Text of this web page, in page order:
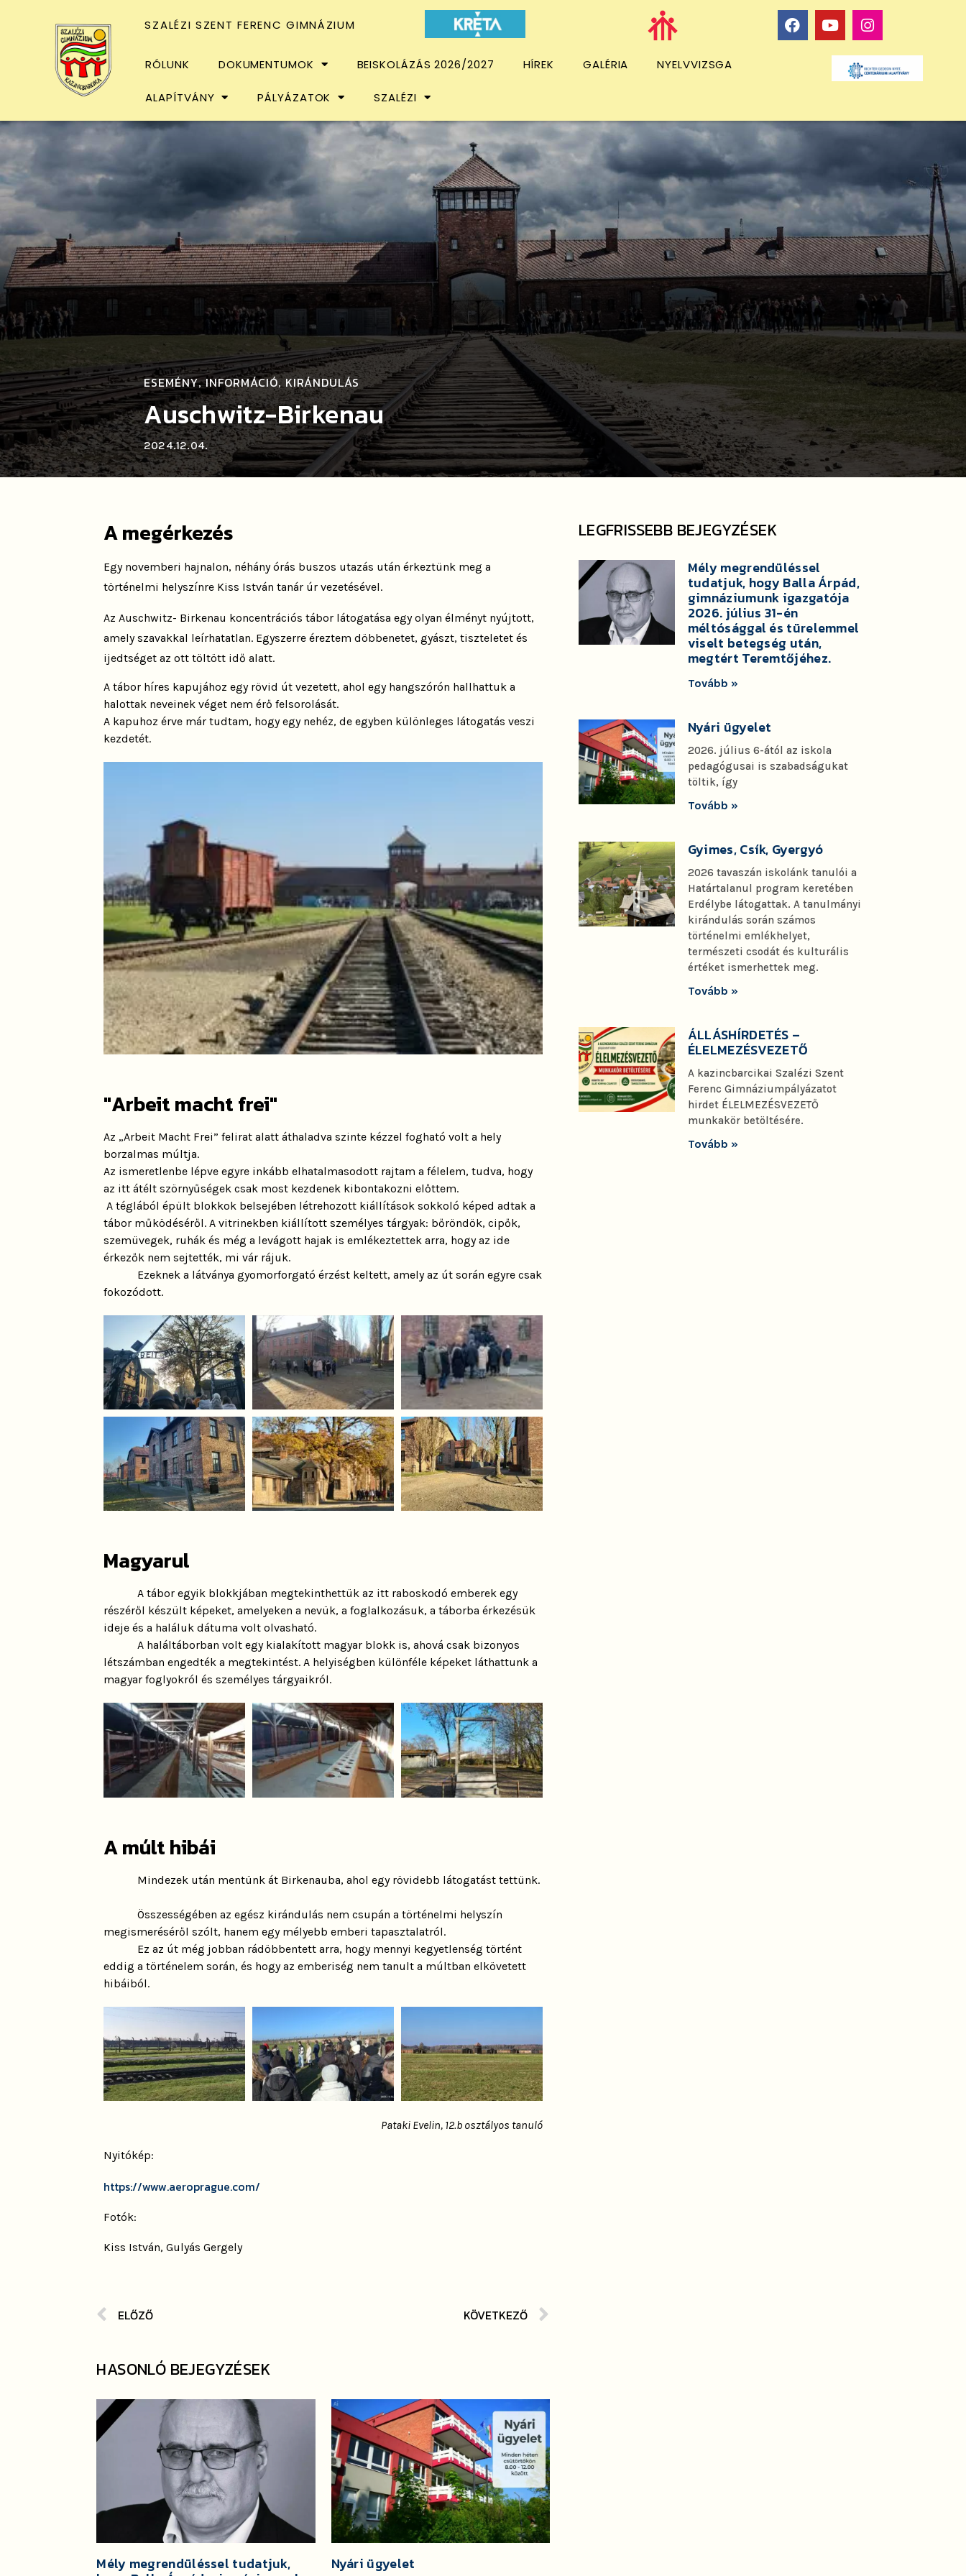
SZALÉZI SZENT FERENC GIMNÁZIUM
RÓLUNK DOKUMENTUMOK BEISKOLÁZÁS 2026/2027 HÍREK GALÉRIA NYELVVIZSGA
ALAPÍTVÁNY PÁLYÁZATOK SZALÉZI
ESEMÉNY,INFORMÁCIÓ, KIRÁNDULÁS
Auschwitz-Birkenau
2024.12.04.
A megérkezés
Egy novemberi hajnalon, néhány órás buszos utazás után érkeztünk meg a
történelmi helyszínre Kiss István tanár úr vezetésével.
Az Auschwitz- Birkenau koncentrációs tábor látogatása egy olyan élményt nyújtott,
amely szavakkal leírhatatlan. Egyszerre éreztem döbbenetet, gyászt, tiszteletet és
ijedtséget az ott töltött idő alatt.
A tábor híres kapujához egy rövid út vezetett, ahol egy hangszórón hallhattuk a
halottak neveinek véget nem érő felsorolását.
A kapuhoz érve már tudtam, hogy egy nehéz, de egyben különleges látogatás veszi
kezdetét.
"Arbeit macht frei"
Az „Arbeit Macht Frei” felirat alatt áthaladva szinte kézzel fogható volt a hely
borzalmas múltja.
Az ismeretlenbe lépve egyre inkább elhatalmasodott rajtam a félelem, tudva, hogy
az itt átélt szörnyűségek csak most kezdenek kibontakozni előttem.
A téglából épült blokkok belsejében létrehozott kiállítások sokkoló képed adtak a
tábor működéséről. A vitrinekben kiállított személyes tárgyak: bőröndök, cipők,
szemüvegek, ruhák és még a levágott hajak is emlékeztettek arra, hogy az ide
érkezők nem sejtették, mi vár rájuk.
Ezeknek a látványa gyomorforgató érzést keltett, amely az út során egyre csak
fokozódott.
Magyarul
A tábor egyik blokkjában megtekinthettük az itt raboskodó emberek egy
részéről készült képeket, amelyeken a nevük, a foglalkozásuk, a táborba érkezésük
ideje és a haláluk dátuma volt olvasható.
A haláltáborban volt egy kialakított magyar blokk is, ahová csak bizonyos
létszámban engedték a megtekintést. A helyiségben különféle képeket láthattunk a
magyar foglyokról és személyes tárgyaikról.
A múlt hibái
Mindezek után mentünk át Birkenauba, ahol egy rövidebb látogatást tettünk.
Összességében az egész kirándulás nem csupán a történelmi helyszín
megismeréséről szólt, hanem egy mélyebb emberi tapasztalatról.
Ez az út még jobban rádöbbentett arra, hogy mennyi kegyetlenség történt
eddig a történelem során, és hogy az emberiség nem tanult a múltban elkövetett
hibáiból.
Pataki Evelin, 12.b osztályos tanuló
Nyitókép:
https://www.aeroprague.com/
Fotók:
Kiss István, Gulyás Gergely
ELŐZŐ KÖVETKEZŐ
HASONLÓ BEJEGYZÉSEK
Mély megrendüléssel tudatjuk, Nyári ügyelet
LEGFRISSEBB BEJEGYZÉSEK
Mély megrendüléssel
tudatjuk, hogy Balla Árpád,
gimnáziumunk igazgatója
2026. július 31-én
méltósággal és türelemmel
viselt betegség után,
megtért Teremtőjéhez.
Tovább »
Nyári ügyelet
2026. július 6-ától az iskola
pedagógusai is szabadságukat
töltik, így
Tovább »
Gyimes, Csík, Gyergyó
2026 tavaszán iskolánk tanulói a
Határtalanul program keretében
Erdélybe látogattak. A tanulmányi
kirándulás során számos
történelmi emlékhelyet,
természeti csodát és kulturális
értéket ismerhettek meg.
Tovább »
ÁLLÁSHÍRDETÉS –
ÉLELMEZÉSVEZETŐ
A kazincbarcikai Szalézi Szent
Ferenc Gimnáziumpályázatot
hirdet ÉLELMEZÉSVEZETŐ
munkakör betöltésére.
Tovább »